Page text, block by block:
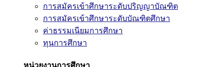
การสมัครเข้าศึกษาระดับปริญญาบัณฑิต
การสมัครเข้าศึกษาระดับบัณฑิตศึกษา
ค่าธรรมเนียมการศึกษา
ทุนการศึกษา